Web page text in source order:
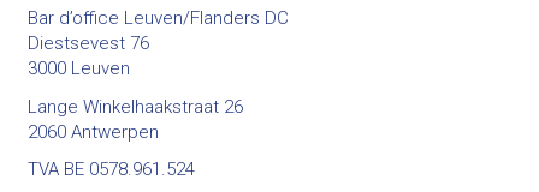
Bar d’office Leuven/Flanders DC
Diestsevest 76
3000 Leuven
Lange Winkelhaakstraat 26
2060 Antwerpen
TVA BE 0578.961.524